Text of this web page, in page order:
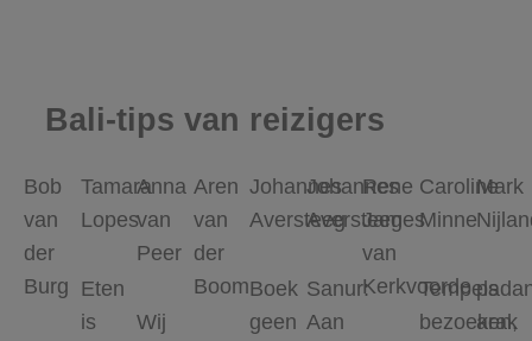
Bali-tips van reizigers
Bob
van
der
Burg
Tamara
Lopes
Eten
is
Anna
van
Peer
Wij
Aren
van
der
Boom
Johannes
Aversteeg
Boek
geen
Johannes
Aversteeg
Sanur:
Aan
Rene
James
van
Kerkvoorde
Caroline
Minne
Tempels
bezoeken,
Mark
arak